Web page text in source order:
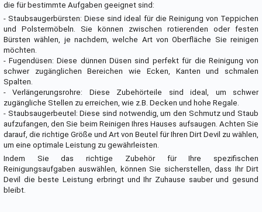
die für bestimmte Aufgaben geeignet sind:
- Staubsaugerbürsten: Diese sind ideal für die Reinigung von Teppichen
und Polstermöbeln. Sie können zwischen rotierenden oder festen
Bürsten wählen, je nachdem, welche Art von Oberfläche Sie reinigen
möchten.
- Fugendüsen: Diese dünnen Düsen sind perfekt für die Reinigung von
schwer zugänglichen Bereichen wie Ecken, Kanten und schmalen
Spalten.
- Verlängerungsrohre: Diese Zubehörteile sind ideal, um schwer
zugängliche Stellen zu erreichen, wie z.B. Decken und hohe Regale.
- Staubsaugerbeutel: Diese sind notwendig, um den Schmutz und Staub
aufzufangen, den Sie beim Reinigen Ihres Hauses aufsaugen. Achten Sie
darauf, die richtige Größe und Art von Beutel für Ihren Dirt Devil zu wählen,
um eine optimale Leistung zu gewährleisten.
Indem Sie das richtige Zubehör für Ihre spezifischen
Reinigungsaufgaben auswählen, können Sie sicherstellen, dass Ihr Dirt
Devil die beste Leistung erbringt und Ihr Zuhause sauber und gesund
bleibt.